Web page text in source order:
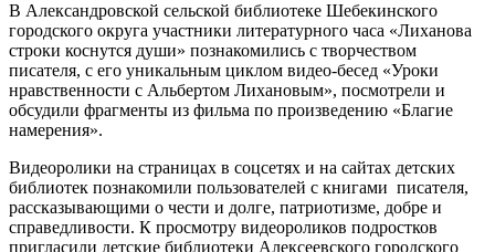
В Александровской сельской библиотеке Шебекинского
городского округа участники литературного часа «Лиханова
строки коснутся души» познакомились с творчеством
писателя, с его уникальным циклом видео-бесед «Уроки
нравственности с Альбертом Лихановым», посмотрели и
обсудили фрагменты из фильма по произведению «Благие
намерения».
Видеоролики на страницах в соцсетях и на сайтах детских
библиотек познакомили пользователей с книгами писателя,
рассказывающими о чести и долге, патриотизме, добре и
справедливости. К просмотру видеороликов подростков
пригласили детские библиотеки Алексеевского городского